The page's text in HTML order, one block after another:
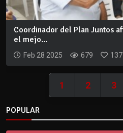
Coordinador del Plan Juntos
el mejo...
Feb 28 2025 679 137
1 2 3
POPULAR